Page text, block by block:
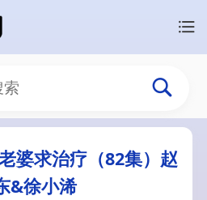
婆求治疗（82集）赵
&徐小浠